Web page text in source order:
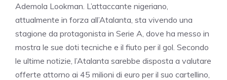
Ademola Lookman. L’attaccante nigeriano,
attualmente in forza all’Atalanta, sta vivendo una
stagione da protagonista in Serie A, dove ha messo in
mostra le sue doti tecniche e il fiuto per il gol. Secondo
le ultime notizie, l’Atalanta sarebbe disposta a valutare
offerte attorno ai 45 milioni di euro per il suo cartellino,